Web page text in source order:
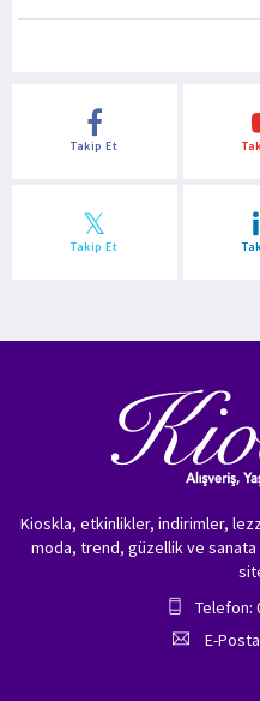
Takip Et
Takip Et
Kioskla, etkinlikler, indirimler,
moda, trend, güzellik ve
Telefon:
E-